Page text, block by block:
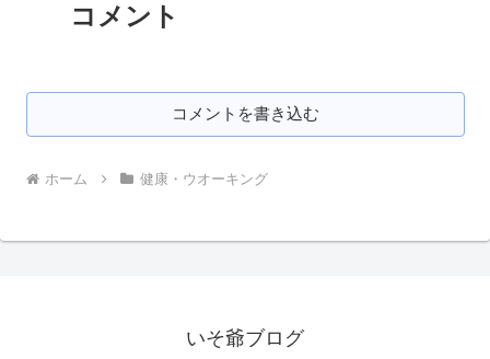
コメント
コメントを書き込む
ホーム 健康・ウオーキング
いそ爺ブログ